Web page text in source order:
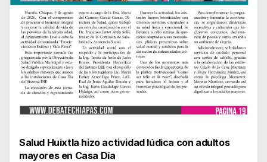
Salud Huixtla hizo actividad lúdica con adultos
mayores en Casa Día